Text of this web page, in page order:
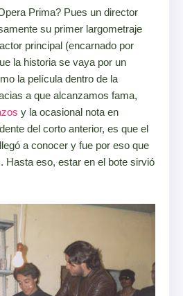
Prima? Pues un director
su primer largometraje
principal (encarnado por
la historia se vaya por un
la película dentro de la
a que alcanzamos fama,
y la ocasional nota en
del corto anterior, es que el
a conocer y fue por eso que
Hasta eso, estar en el bote sirvió